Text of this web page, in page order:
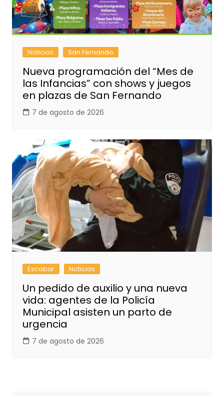
Noticias San Fernando
Nueva programación del “Mes de
las Infancias” con shows y juegos
en plazas de San Fernando
7 de agosto de 2026
Escobar Noticias
Un pedido de auxilio y una nueva
vida: agentes de la Policía
Municipal asisten un parto de
urgencia
7 de agosto de 2026